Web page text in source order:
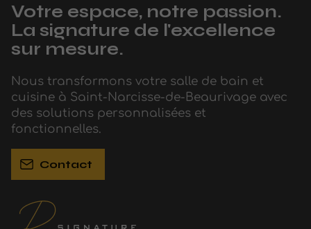
Votre espace, notre passion.
La signature de l'excellence
sur mesure.
Nous transformons votre salle de bain et
cuisine à Saint-Narcisse-de-Beaurivage avec
des solutions personnalisées et
fonctionnelles.
Contact